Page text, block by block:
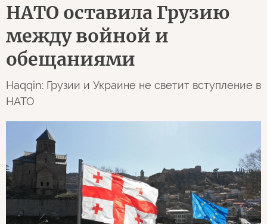
НАТО оставила Грузию
между войной и
обещаниями
Haqqin: Грузии и Украине не светит вступление в
НАТО